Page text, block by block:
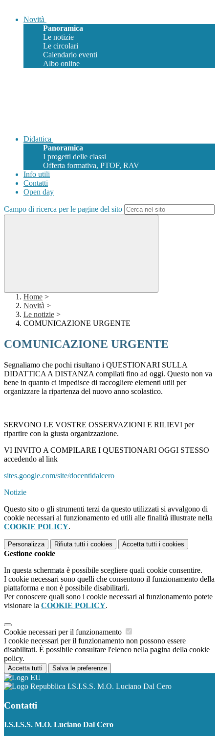
Novità
Panoramica
Le notizie
Le circolari
Calendario eventi
Albo online
Didattica
Panoramica
I progetti delle classi
Offerta formativa, PTOF, RAV
Info utili
Contatti
Open day
Campo di ricerca per le pagine del sito
Home >
Novità >
Le notizie >
COMUNICAZIONE URGENTE
COMUNICAZIONE URGENTE
Segnaliamo che pochi risultano i QUESTIONARI SULLA
DIDATTICA A DISTANZA compilati fino ad oggi. Questo non va
bene in quanto ci impedisce di raccogliere elementi utili per
organizzare la ripartenza del nuovo anno scolastico.
SERVONO LE VOSTRE OSSERVAZIONI E RILIEVI per
ripartire con la giusta organizzazione.
VI INVITO A COMPILARE I QUESTIONARI OGGI STESSO
accedendo al link
sites.google.com/site/docentidalcero
Notizie
Questo sito o gli strumenti terzi da questo utilizzati si avvalgono di
cookie necessari al funzionamento ed utili alle finalità illustrate nella
COOKIE POLICY.
Personalizza Rifiuta tutti i cookies Accetta tutti i cookies
Gestione cookie
In questa schermata è possibile scegliere quali cookie consentire.
I cookie necessari sono quelli che consentono il funzionamento della
piattaforma e non è possibile disabilitarli.
Per conoscere quali sono i cookie necessari al funzionamento potete
visionare la COOKIE POLICY.
Cookie necessari per il funzionamento
I cookie necessari per il funzionamento non possono essere
disabilitati. È possibile consultare l'elenco nella pagina della cookie
policy.
Accetta tutti Salva le preferenze
I.S.I.S.S. M.O. Luciano Dal Cero
Contatti
I.S.I.S.S. M.O. Luciano Dal Cero